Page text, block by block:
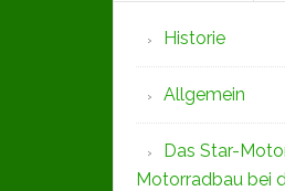
Historie
Allgemein
Das Star-
Motorradbau bei